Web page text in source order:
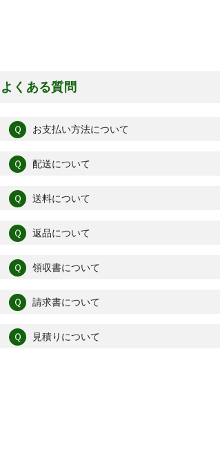
よくある質問
Ｑ お支払い方法について
Ｑ 配送について
Ｑ 送料について
Ｑ 返品について
Ｑ 領収書について
Ｑ 請求書について
Ｑ 見積りについて